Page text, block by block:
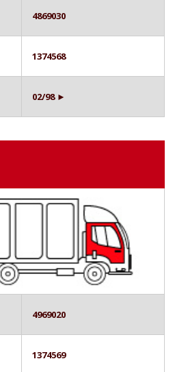
4869030
1374568
02/98 ►
4969020
1374569